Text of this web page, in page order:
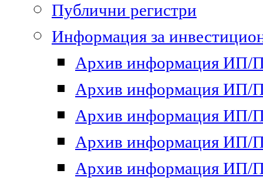
Публични регистри
Информация за
Архив информация ИП/
Архив информация ИП/
Архив информация ИП/
Архив информация ИП/
Архив информация ИП/